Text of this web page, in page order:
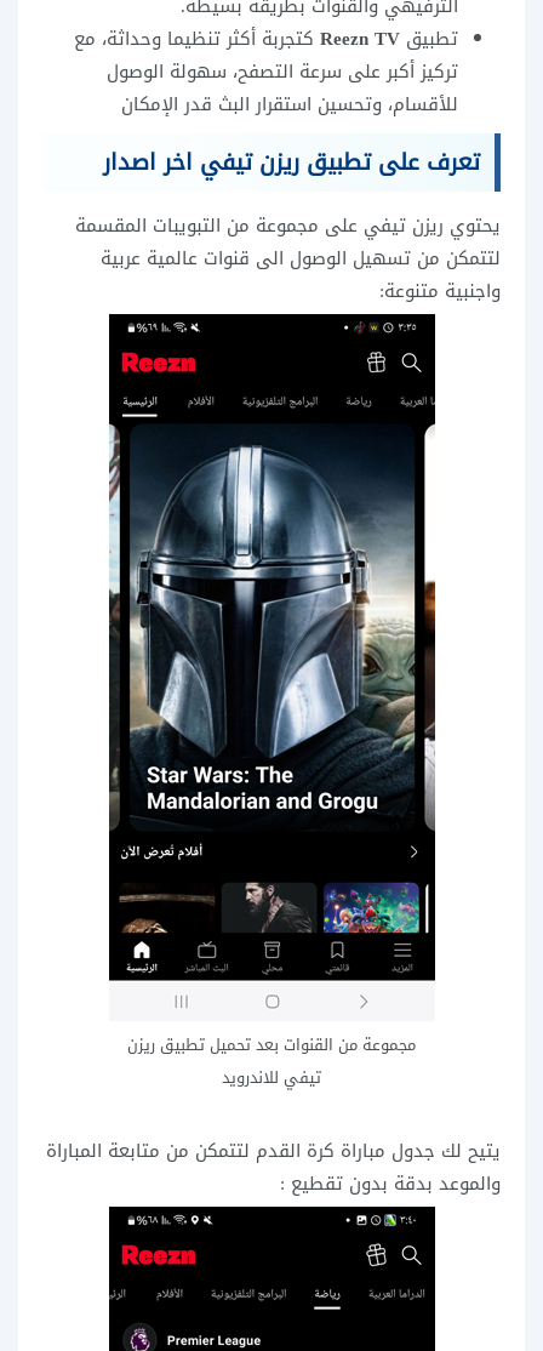
تطبيق Reezn TV كتجربة أكثر تنظيما وحداثة، مع
تركيز أكبر على سرعة التصفح، سهولة الوصول
للأقسام، وتحسين استقرار البث قدر الإمكان
تعرف على تطبيق ريزن تيفي اخر اصدار
يحتوي ريزن تيفي على مجموعة من التبويبات المقسمة
لتتمكن من تسهيل الوصول الى قنوات عالمية عربية
واجنبية متنوعة:
مجموعة من القنوات بعد تحميل تطبيق ريزن
تيفي للاندرويد
يتيح لك جدول مباراة كرة القدم لتتمكن من متابعة المباراة
والموعد بدقة بدون تقطيع :